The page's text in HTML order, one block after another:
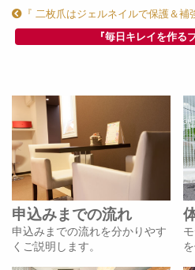
『 二枚爪はジェルネイルで保護＆補
『毎日キレイを作る
申込みまでの流れ
申込みまでの流れを分かりやす
くご説明します。